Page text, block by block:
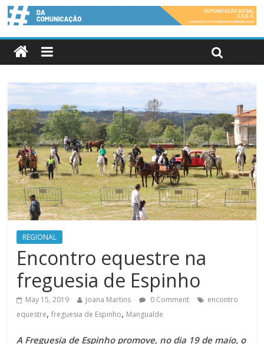
REGIONAL
Encontro equestre na
freguesia de Espinho
May 15, 2019 Joana Martins 0 Comment
encontro
equestre,freguesia de Espinho, Mangualde
A Freguesia de Espinho promove, no dia 19 de maio, o